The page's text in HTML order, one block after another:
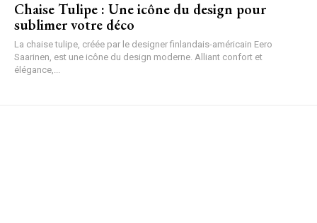
Chaise Tulipe : Une icône du design pour
sublimer votre déco
La chaise tulipe, créée par le designer finlandais-américain Eero
Saarinen, est une icône du design moderne. Alliant confort et
élégance,...